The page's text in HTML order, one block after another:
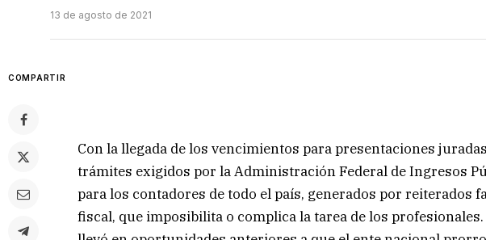
13 de agosto de 2021
COMPARTIR
Con la llegada de los vencimientos para presentaciones
trámites exigidos por la Administración Federal de Ingresos
para los contadores de todo el país, generados por reiterados
fiscal, que imposibilita o complica la tarea de los